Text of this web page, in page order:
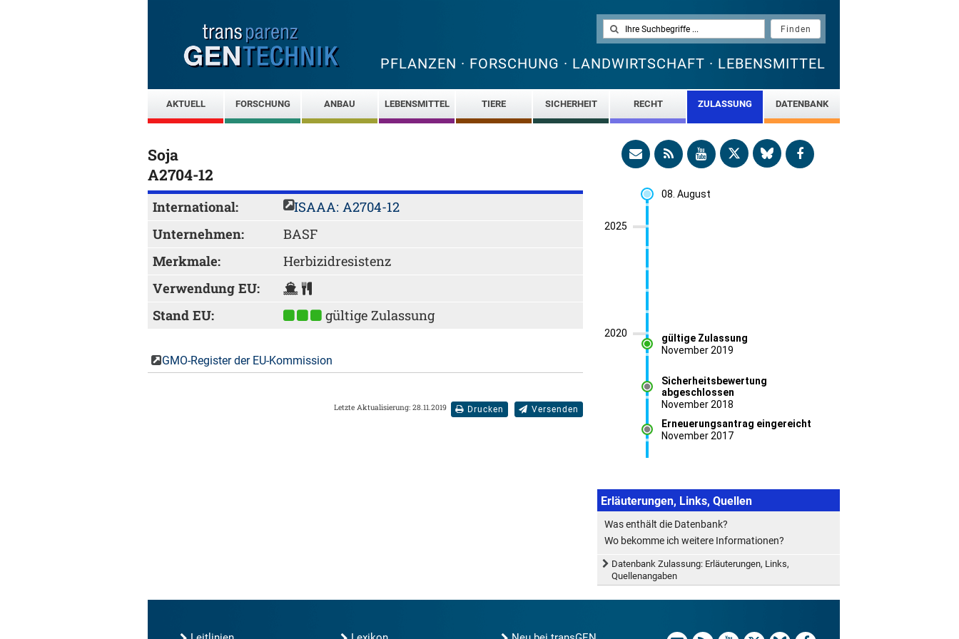
PFLANZEN · FORSCHUNG · LANDWIRTSCHAFT · LEBENSMITTEL
AKTUELL FORSCHUNG ANBAU LEBENSMITTEL TIERE SICHERHEIT RECHT ZULASSUNG DATENBANK
Soja
A2704-12
International:
ISAAA: A2704-12
Unternehmen:
BASF
Merkmale:
Herbizidresistenz
Verwendung EU:
Stand EU:
gültige Zulassung
GMO-Register der EU-Kommission
Drucken Versenden
Letzte Aktualisierung: 28.11.2019
Erläuterungen, Links, Quellen
Was enthält die Datenbank?
Wo bekomme ich weitere Informationen?
Datenbank Zulassung: Erläuterungen, Links,
Quellenangaben